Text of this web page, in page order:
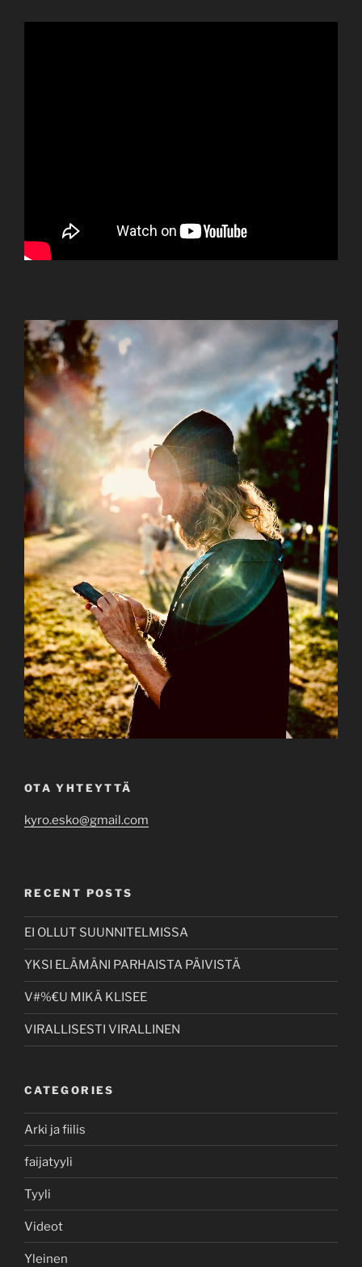
OTA YHTEYTTÄ
kyro.esko@gmail.com
RECENT POSTS
EI OLLUT SUUNNITELMISSA
YKSI ELÄMÄNI PARHAISTA PÄIVISTÄ
V#%€U MIKÄ KLISEE
VIRALLISESTI VIRALLINEN
CATEGORIES
Arki ja fiilis
faijatyyli
Tyyli
Videot
Yleinen